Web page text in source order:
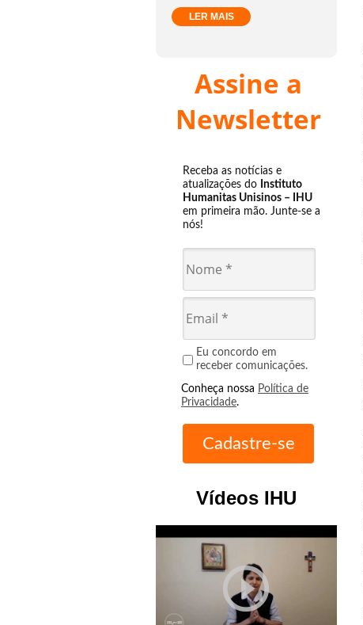
LER MAIS
Assine a
Newsletter
Receba as notícias e
atualizações do Instituto
Humanitas Unisinos – IHU
em primeira mão. Junte-se a
nós!
Eu concordo em
receber comunicações.
Conheça nossa Política de
Privacidade.
Vídeos IHU
play_circle_outline